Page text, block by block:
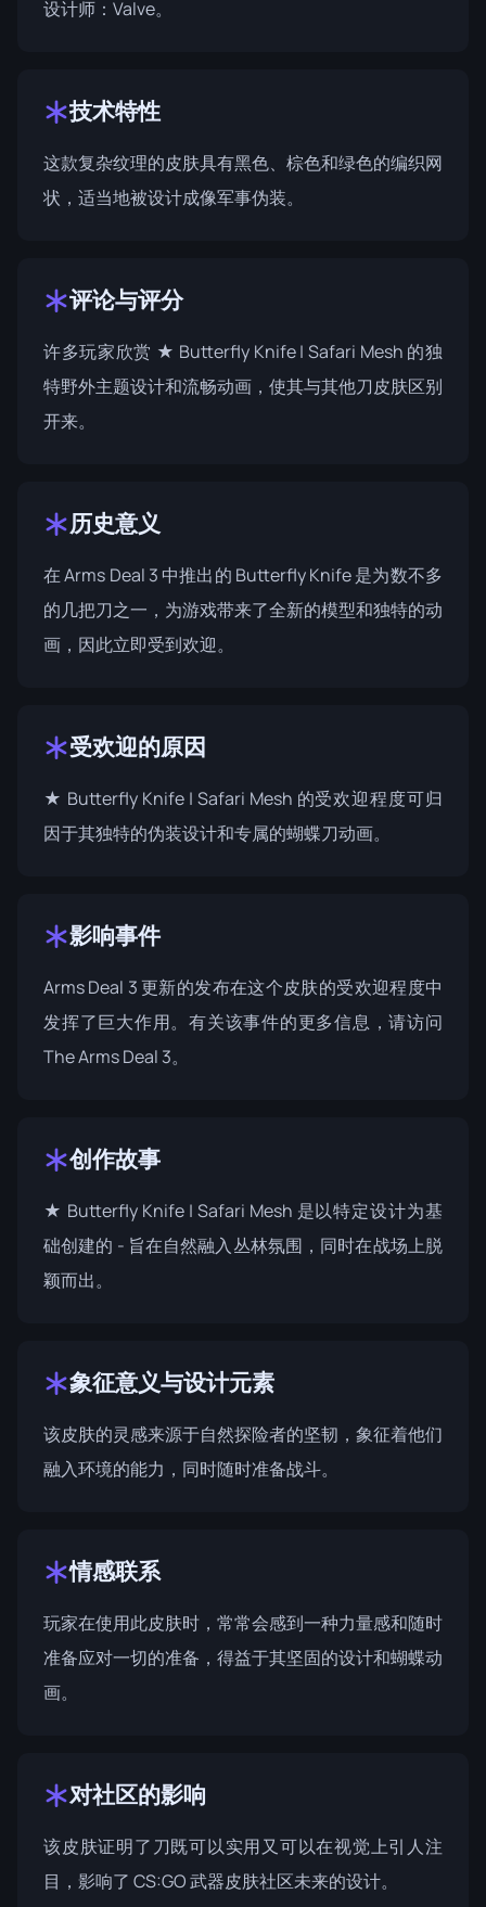
设计师： Valve。
技术特性
这款复杂纹理的皮肤具有黑色、棕色和绿色的编织网
状，适当地被设计成像军事伪装。
评论与评分
许多玩家欣赏 ★ Butterfly Knife | Safari Mesh 的独
特野外主题设计和流畅动画，使其与其他刀皮肤区别
开来。
历史意义
在 Arms Deal 3 中推出的 Butterfly Knife 是为数不多
的几把刀之一，为游戏带来了全新的模型和独特的动
画，因此立即受到欢迎。
受欢迎的原因
★ Butterfly Knife | Safari Mesh 的受欢迎程度可归
因于其独特的伪装设计和专属的蝴蝶刀动画。
影响事件
Arms Deal 3 更新的发布在这个皮肤的受欢迎程度中
发挥了巨大作用。有关该事件的更多信息，请访问
The Arms Deal 3。
创作故事
★ Butterfly Knife | Safari Mesh 是以特定设计为基
础创建的 - 旨在自然融入丛林氛围，同时在战场上脱
颖而出。
象征意义与设计元素
该皮肤的灵感来源于自然探险者的坚韧，象征着他们
融入环境的能力，同时随时准备战斗。
情感联系
玩家在使用此皮肤时，常常会感到一种力量感和随时
准备应对一切的准备，得益于其坚固的设计和蝴蝶动
画。
对社区的影响
该皮肤证明了刀既可以实用又可以在视觉上引人注
目，影响了 CS:GO 武器皮肤社区未来的设计。